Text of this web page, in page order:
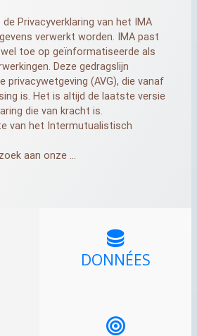
Privacyverklaring van het IMA
verwerkt worden. IMA past
toe op geïnformatiseerde als
Deze gedragslijn
privacywetgeving (AVG), die vanaf
is. Het is altijd de laatste versie
die van kracht is.
van het Intermutualistisch
aan onze ...
DONNÉES